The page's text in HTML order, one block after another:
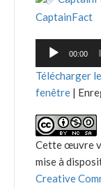
CaptainFact
Lecteur
00:00
Télécharger
fenêtre |
Cette œuvre
mise à
Creative